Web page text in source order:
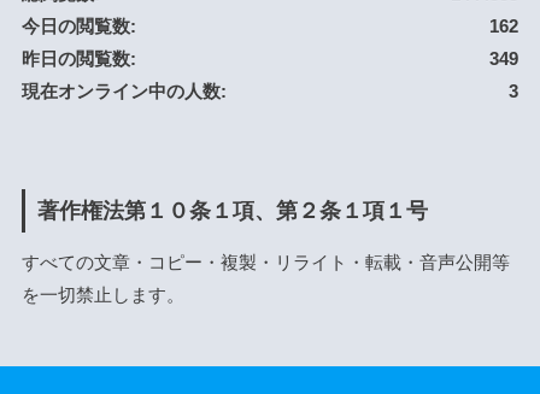
162
今日の閲覧数:
349
昨日の閲覧数:
3
現在オンライン中の人数:
著作権法第１０条１項、第２条１項１号
すべての文章・コピー・複製・リライト・転載・音声公開等
を一切禁止します。